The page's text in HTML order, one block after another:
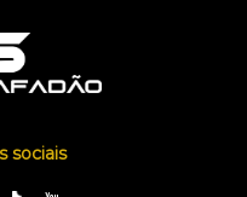
sociais